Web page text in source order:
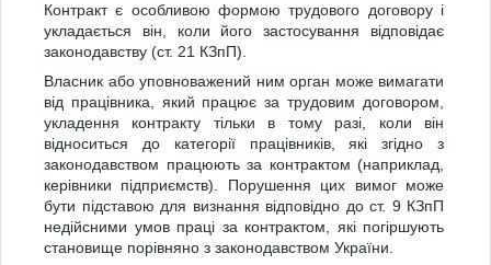
Контракт є особливою формою трудового договору і
укладається він, коли його застосування відповідає
законодавству (ст. 21 КЗпП).
Власник або уповноважений ним орган може вимагати
від працівника, який працює за трудовим договором,
укладення контракту тільки в тому разі, коли він
відноситься до категорії працівників, які згідно з
законодавством працюють за контрактом (наприклад,
керівники підприємств). Порушення цих вимог може
бути підставою для визнання відповідно до ст. 9 КЗпП
недійсними умов праці за контрактом, які погіршують
становище порівняно з законодавством України.